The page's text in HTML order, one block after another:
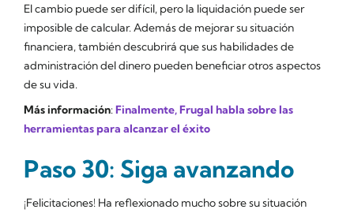
El cambio puede ser difícil, pero la liquidación puede ser
imposible de calcular. Además de mejorar su situación
financiera, también descubrirá que sus habilidades de
administración del dinero pueden beneficiar otros aspectos
de su vida.
Más información: Finalmente, Frugal habla sobre las
herramientas para alcanzar el éxito
Paso 30: Siga avanzando
¡Felicitaciones! Ha reflexionado mucho sobre su situación